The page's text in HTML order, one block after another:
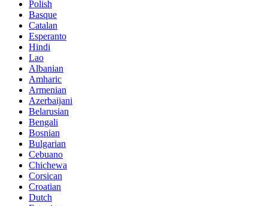
Polish
Basque
Catalan
Esperanto
Hindi
Lao
Albanian
Amharic
Armenian
Azerbaijani
Belarusian
Bengali
Bosnian
Bulgarian
Cebuano
Chichewa
Corsican
Croatian
Dutch